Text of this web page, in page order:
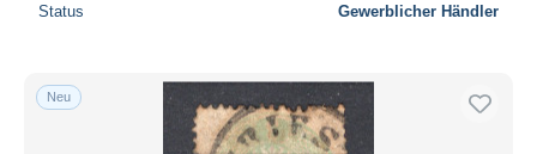
Status Gewerblicher Händler
Neu